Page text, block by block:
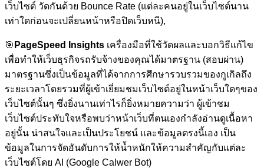
เว็บไซต์ วัดกันด้วย Bounce Rate (แต่ละคนอยู่ในเว็บไซต์นาน
เท่าใดก่อนจะเปลี่ยนหน้าหรือปิดเว็บหนี),
🎯 PageSpeed Insights เครื่องมือที่ใช้วัดผลและบอกวิธีแก้ไข
เพื่อทำให้เว็บธุรกิจรถรับจ้างของคุณได้มาตรฐาน (สอบผ่าน)
มาตรฐานซึ่งเป็นข้อมูลที่ได้จากการศึกษารวบรวมของกูเกิลถึง
ระยะเวลาโดยรวมที่ผู้เข้าเยี่ยมชมเว็บไซต์อยู่ในหน้าเว็บใดๆของ
เว็บไซต์นั้นๆ ซึ่งยิ่งนานเท่าไรก็ยิ่งหมายความว่า ผู้เข้าชม
เว็บไซต์ประทับใจหรือพบว่าหน้าเว็บที่ตนเองกำลังอ่านดูเนื้อหา
อยู่นั้น น่าสนใจและเป็นประโยชน์ และข้อมูลตรงนี้เอง เป็น
ข้อมูลในการจัดอันดับการให้น้ำหนักให้ความสำคัญกับแต่ละ
เว็บไซต์โดย AI (Google Calwer Bot)